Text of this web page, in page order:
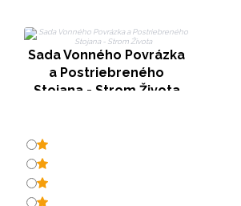
Sada Vonného Povrázka
a Postriebreného
Stojana - Strom Života